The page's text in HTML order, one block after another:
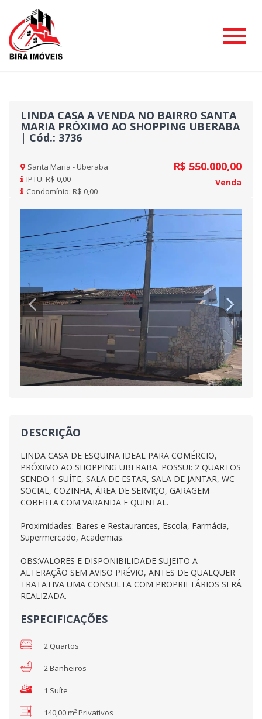
#
LINDA CASA A VENDA NO BAIRRO SANTA
MARIA PRÓXIMO AO SHOPPING UBERABA
| Cód.: 3736
Santa Maria - Uberaba
IPTU: R$ 0,00
Condomínio: R$ 0,00
R$ 550.000,00
Venda
DESCRIÇÃO
LINDA CASA DE ESQUINA IDEAL PARA COMÉRCIO,
PRÓXIMO AO SHOPPING UBERABA. POSSUI: 2 QUARTOS
SENDO 1 SUÍTE, SALA DE ESTAR, SALA DE JANTAR, WC
SOCIAL, COZINHA, ÁREA DE SERVIÇO, GARAGEM
COBERTA COM VARANDA E QUINTAL.
Proximidades: Bares e Restaurantes, Escola, Farmácia,
Supermercado, Academias.
OBS:VALORES E DISPONIBILIDADE SUJEITO A
ALTERAÇÃO SEM AVISO PRÉVIO, ANTES DE QUALQUER
TRATATIVA UMA CONSULTA COM PROPRIETÁRIOS SERÁ
REALIZADA.
ESPECIFICAÇÕES
2 Quartos
2 Banheiros
1 Suíte
140,00 m² Privativos